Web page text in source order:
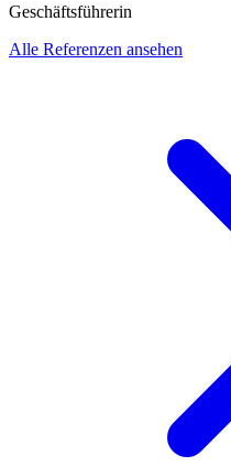
Geschäftsführerin
Alle Referenzen ansehen